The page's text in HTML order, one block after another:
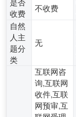
收费
不收费
自然
人主
题分
类
无
互联网咨
询,互联网
收件,互联
网预审,互